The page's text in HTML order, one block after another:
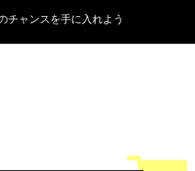
チャンスを手に入れよう